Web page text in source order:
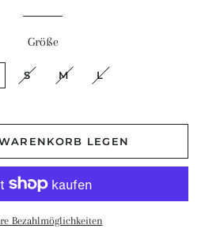
Größe
S M L
LEGEN
Bezahlmöglichkeiten